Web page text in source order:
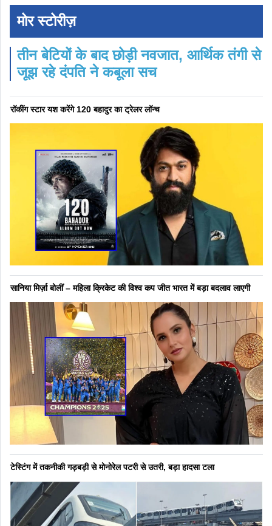
मोर स्टोरीज़
तीन बेटियों के बाद छोड़ी नवजात, आर्थिक तंगी से
जूझ रहे दंपति ने कबूला सच
रॉकींग स्टार यश करेंगे 120 बहादुर का ट्रेलर लॉन्च
सानिया मिर्ज़ा बोलीं – महिला क्रिकेट की विश्व कप जीत भारत में बड़ा बदलाव लाएगी
टेस्टिंग में तकनीकी गड़बड़ी से मोनोरेल पटरी से उतरी, बड़ा हादसा टला